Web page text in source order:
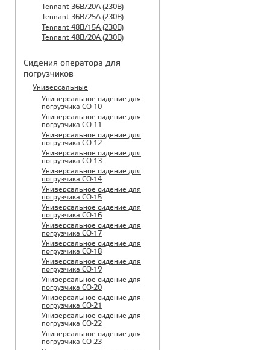
Tennant 36B/20A (230B)
Tennant 36B/25A (230B)
Tennant 48B/15A (230B)
Tennant 48B/20A (230B)
Сидения оператора для
погрузчиков
Универсальные
Универсальное сидение для
погрузчика CO-10
Универсальное сидение для
погрузчика CO-11
Универсальное сидение для
погрузчика CO-12
Универсальное сидение для
погрузчика CO-13
Универсальное сидение для
погрузчика CO-14
Универсальное сидение для
погрузчика CO-15
Универсальное сидение для
погрузчика CO-16
Универсальное сидение для
погрузчика CO-17
Универсальное сидение для
погрузчика CO-18
Универсальное сидение для
погрузчика CO-19
Универсальное сидение для
погрузчика CO-20
Универсальное сидение для
погрузчика CO-21
Универсальное сидение для
погрузчика CO-22
Универсальное сидение для
погрузчика CO-23